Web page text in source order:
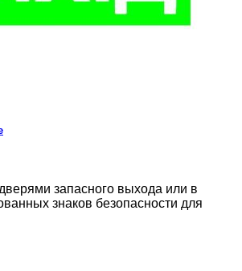
запасного выхода или в
знаков безопасности для